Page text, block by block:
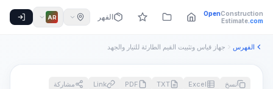
OpenConstruction
Estimate.com الفهرس AR
الفهرس جهاز قياس وتثبيت القيم الطارئة للتيار والجهد
نسخ Excel
TXT
PDF
Link
مشاركة